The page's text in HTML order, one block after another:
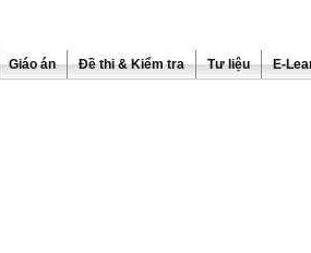
Giáo án Đề thi & Kiểm tra Tư liệu E-